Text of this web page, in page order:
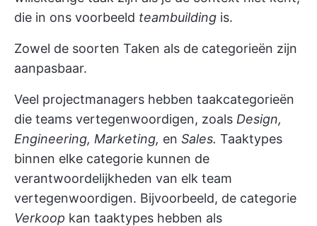
die in ons voorbeeld teambuilding is.
Zowel de soorten Taken als de categorieën zijn
aanpasbaar.
Veel projectmanagers hebben taakcategorieën
die teams vertegenwoordigen, zoals Design,
Engineering, Marketing, en Sales. Taaktypes
binnen elke categorie kunnen de
verantwoordelijkheden van elk team
vertegenwoordigen. Bijvoorbeeld, de categorie
Verkoop kan taaktypes hebben als